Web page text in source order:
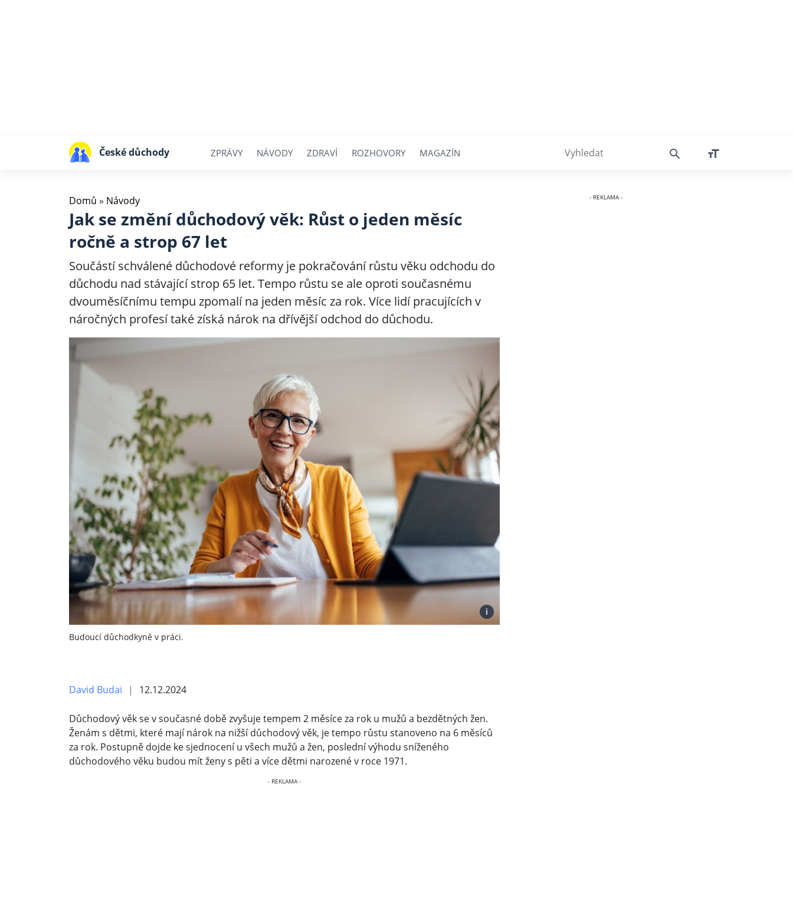
České důchody ZPRÁVY NÁVODY ZDRAVÍ ROZHOVORY MAGAZÍN
Domů » Návody
Jak se změní důchodový věk: Růst o jeden měsíc
ročně a strop 67 let
Součástí schválené důchodové reformy je pokračování růstu věku odchodu do
důchodu nad stávající strop 65 let. Tempo růstu se ale oproti současnému
dvouměsíčnímu tempu zpomalí na jeden měsíc za rok. Více lidí pracujících v
náročných profesí také získá nárok na dřívější odchod do důchodu.
i
Budoucí důchodkyně v práci.
David Budai 12.12.2024
Důchodový věk se v současné době zvyšuje tempem 2 měsíce za rok u mužů a bezdětných žen.
Ženám s dětmi, které mají nárok na nižší důchodový věk, je tempo růstu stanoveno na 6 měsíců
za rok. Postupně dojde ke sjednocení u všech mužů a žen, poslední výhodu sníženého
důchodového věku budou mít ženy s pěti a více dětmi narozené v roce 1971.